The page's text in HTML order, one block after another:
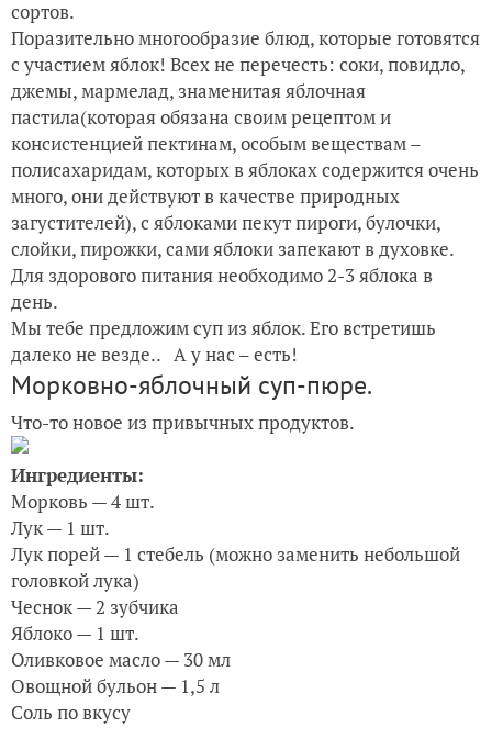
сортов.
Поразительно многообразие блюд, которые готовятся
с участием яблок! Всех не перечесть: соки, повидло,
джемы, мармелад, знаменитая яблочная
пастила(которая обязана своим рецептом и
консистенцией пектинам, особым веществам –
полисахаридам, которых в яблоках содержится очень
много, они действуют в качестве природных
загустителей), с яблоками пекут пироги, булочки,
слойки, пирожки, сами яблоки запекают в духовке.
Для здорового питания необходимо 2-3 яблока в
день.
Мы тебе предложим суп из яблок. Его встретишь
далеко не везде.. А у нас – есть!
Морковно-яблочный суп-пюре.
Что-то новое из привычных продуктов.
Ингредиенты:
Морковь — 4 шт.
Лук — 1 шт.
Лук порей — 1 стебель (можно заменить небольшой
головкой лука)
Чеснок — 2 зубчика
Яблоко — 1 шт.
Оливковое масло — 30 мл
Овощной бульон — 1,5 л
Соль по вкусу